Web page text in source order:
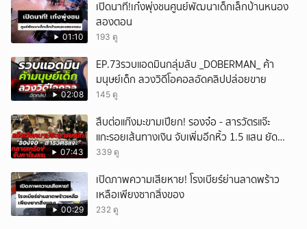
01:10
เปิดนาที!เก๋งพุ่งชนศูนย์พัฒนาเด็กเล็กบ้านหนอง
สองตอน
193 ดู
02:08
EP.73รวบแอดมินกลุ่มลับ _DOBERMAN_ ค้า
มนุษย์เด็ก ลวงวิดีโอคอลอัดคลิปปล่อยขาย
145 ดู
07:43
สืบต่อแก๊งมะขามเปียก! รองจ๋อ - สารวัตรแจ๊ะ
แกะรอยเส้นทางเงิน จับเพิ่มอีกหิ้ว 1.5 แสน ยัด
สินบน
339 ดู
00:29
เปิดภาพความเสียหาย! โรงเบียร์ย่านลาดพร้าว
เหลือเพียงซากสิ่งของ
232 ดู